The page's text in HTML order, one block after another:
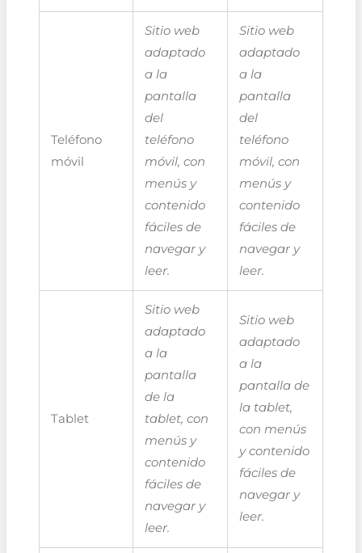
Teléfono
móvil
Sitio web
adaptado
a la
pantalla
del
teléfono
móvil, con
menús y
contenido
fáciles de
navegar y
leer.
Sitio web
adaptado
a la
pantalla
del
teléfono
móvil, con
menús y
contenido
fáciles de
navegar y
leer.
Tablet
Sitio web
adaptado
a la
pantalla
de la
tablet, con
menús y
contenido
fáciles de
navegar y
leer.
Sitio web
adaptado
a la
pantalla de
la tablet,
con menús
y contenido
fáciles de
navegar y
leer.